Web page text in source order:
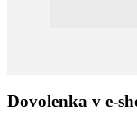
Dovolenka v e-